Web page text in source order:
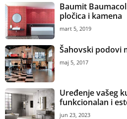
Baumit
pločica i kamena
mart 5, 2019
Šahovski podovi
maj 5, 2017
Uređenje vašeg
funkcionalan i
jun 23, 2023